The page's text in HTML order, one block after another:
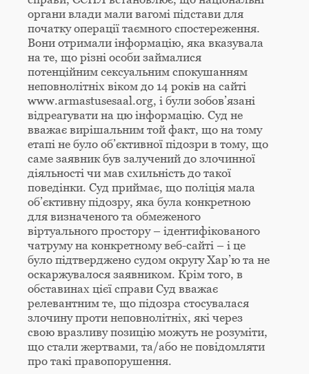
органи влади мали вагомі підстави для
початку операції таємного спостереження.
Вони отримали інформацію, яка вказувала
на те, що різні особи займалися
потенційним сексуальним спокушанням
неповнолітніх віком до 14 років на сайті
www.armastusesaal.org, і були зобов’язані
відреагувати на цю інформацію. Суд не
вважає вирішальним той факт, що на тому
етапі не було об’єктивної підозри в тому, що
саме заявник був залучений до злочинної
діяльності чи мав схильність до такої
поведінки. Суд приймає, що поліція мала
об’єктивну підозру, яка була конкретною
для визначеного та обмеженого
віртуального простору – ідентифікованого
чатруму на конкретному веб-сайті – і це
було підтверджено судом округу Хар’ю та не
оскаржувалося заявником. Крім того, в
обставинах цієї справи Суд вважає
релевантним те, що підозра стосувалася
злочину проти неповнолітніх, які через
свою вразливу позицію можуть не розуміти,
що стали жертвами, та/або не повідомляти
про такі правопорушення.